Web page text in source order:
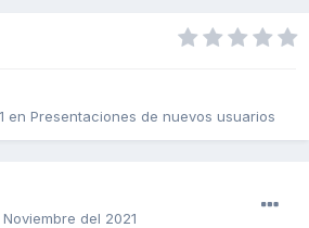
en Presentaciones de nuevos usuarios
del 2021